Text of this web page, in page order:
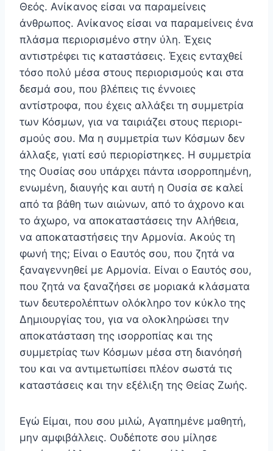
Θεός. Ανίκανος είσαι να παραμείνεις
άνθρωπος. Ανίκανος είσαι να παραμείνεις ένα
πλάσμα περιορισμένο στην ύλη. Έχεις
αντιστρέφει τις καταστάσεις. Έχεις ενταχθεί
τόσο πολύ μέσα στους περιορισμούς και στα
δεσμά σου, που βλέπεις τις έννοιες
αντίστροφα, που έχεις αλλάξει τη συμμετρία
των Κόσμων, για να ταιριάζει στους περιορι­
σμούς σου. Μα η συμμετρία των Κόσμων δεν
άλλαξε, γιατί εσύ περιορίστηκες. Η συμμετρία
της Ουσίας σου υπάρχει πάντα ισορροπημένη,
ενωμένη, διαυγής και αυτή η Ουσία σε καλεί
από τα βάθη των αιώνων, από το άχρονο και
το άχωρο, να αποκαταστάσεις την Αλήθεια,
να αποκαταστήσεις την Αρμονία. Ακούς τη
φωνή της; Είναι ο Εαυτός σου, που ζητά να
ξαναγεννηθεί με Αρμονία. Είναι ο Εαυτός σου,
που ζητά να ξαναζήσει σε μοριακά κλάσματα
των δευτερολέπτων ολόκληρο τον κύκλο της
Δημιουργίας του, για να ολοκληρώσει την
αποκατάσταση της ισορροπίας και της
συμμετρίας των Κόσμων μέσα στη διανόησή
του και να αντιμετωπίσει πλέον σωστά τις
καταστάσεις και την εξέλιξη της Θείας Ζωής.
Εγώ Είμαι, που σου μιλώ, Αγαπημένε μαθητή,
μην αμφιβάλλεις. Ουδέποτε σου μίλησε